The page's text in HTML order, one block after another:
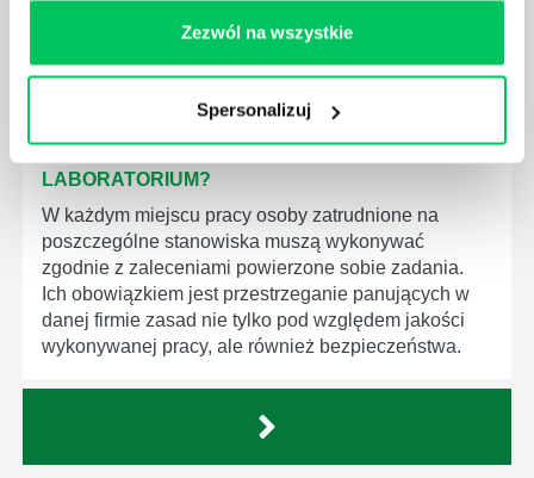
Zezwól na wszystkie
Spersonalizuj
LABORATORIUM?
W każdym miejscu pracy osoby zatrudnione na
poszczególne stanowiska muszą wykonywać
zgodnie z zaleceniami powierzone sobie zadania.
Ich obowiązkiem jest przestrzeganie panujących w
danej firmie zasad nie tylko pod względem jakości
wykonywanej pracy, ale również bezpieczeństwa.